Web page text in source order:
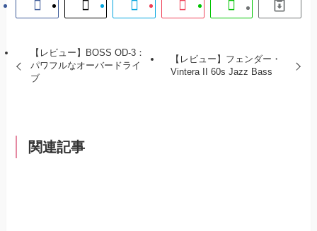
【レビュー】BOSS OD-3：
パワフルなオーバードライ
ブ
【レビュー】フェンダー・
Vintera II 60s Jazz Bass
関連記事